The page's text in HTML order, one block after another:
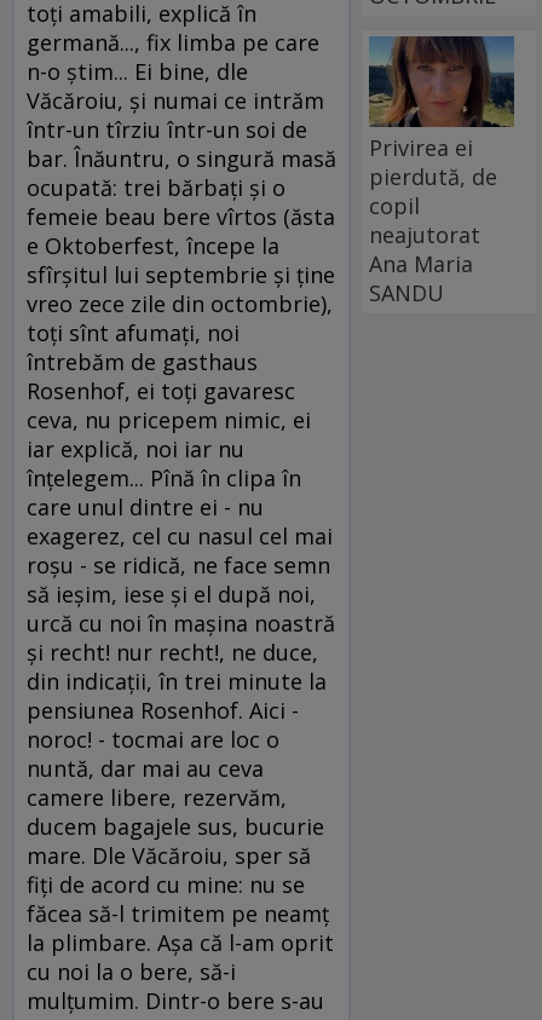
toţi amabili, explică în
germană..., fix limba pe care
n-o ştim... Ei bine, dle
Văcăroiu, şi numai ce intrăm
într-un tîrziu într-un soi de
bar. Înăuntru, o singură masă
ocupată: trei bărbaţi şi o
femeie beau bere vîrtos (ăsta
e Oktoberfest, începe la
sfîrşitul lui septembrie şi ţine
vreo zece zile din octombrie),
toţi sînt afumaţi, noi
întrebăm de gasthaus
Rosenhof, ei toţi gavaresc
ceva, nu pricepem nimic, ei
iar explică, noi iar nu
înţelegem... Pînă în clipa în
care unul dintre ei - nu
exagerez, cel cu nasul cel mai
roşu - se ridică, ne face semn
să ieşim, iese şi el după noi,
urcă cu noi în maşina noastră
şi recht! nur recht!, ne duce,
din indicaţii, în trei minute la
pensiunea Rosenhof. Aici -
noroc! - tocmai are loc o
nuntă, dar mai au ceva
camere libere, rezervăm,
ducem bagajele sus, bucurie
mare. Dle Văcăroiu, sper să
fiţi de acord cu mine: nu se
făcea să-l trimitem pe neamţ
la plimbare. Aşa că l-am oprit
cu noi la o bere, să-i
mulţumim. Dintr-o bere s-au
Privirea ei
pierdută, de
copil
neajutorat
Ana Maria
SANDU